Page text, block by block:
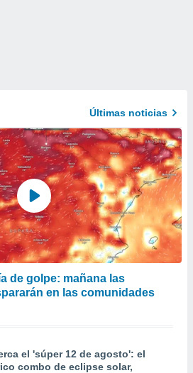
Últimas noticias
de golpe: mañana las
en las comunidades
el 'súper 12 de agosto': el
combo de eclipse solar,